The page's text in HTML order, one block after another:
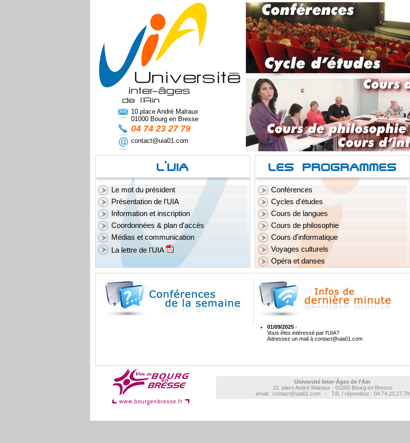
10 place André Malraux
01000 Bourg en Bresse
04 74 23 27 79
contact@uia01.com
Le mot du président
Présentation de l'UIA
Information et inscription
Coordonnées & plan d'accès
Médias et communication
La lettre de l'UIA
Conférences
Cycles d'études
Cours de langues
Cours de philosophie
Cours d'informatique
Voyages culturels
Opéra et danses
01/09/2025 -
Vous êtes intéressé par l'UIA?
Adressez un mail à contact@uia01.com
Université Inter-Âges de l’Ain
10, place André Malraux - 01000 Bourg en Bresse
email : contact@uia01.com - Tél. / répondeur : 04.74.23.27.79